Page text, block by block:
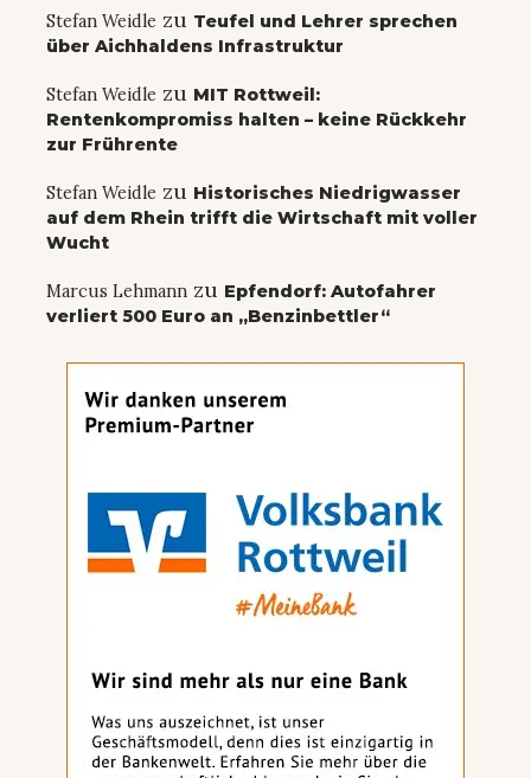
Stefan Weidle zu Teufel und Lehrer sprechen
über Aichhaldens Infrastruktur
Stefan Weidle zu MIT Rottweil:
Rentenkompromiss halten – keine Rückkehr
zur Frührente
Stefan Weidle zu Historisches Niedrigwasser
auf dem Rhein trifft die Wirtschaft mit voller
Wucht
Marcus Lehmann zu Epfendorf: Autofahrer
verliert 500 Euro an „Benzinbettler“